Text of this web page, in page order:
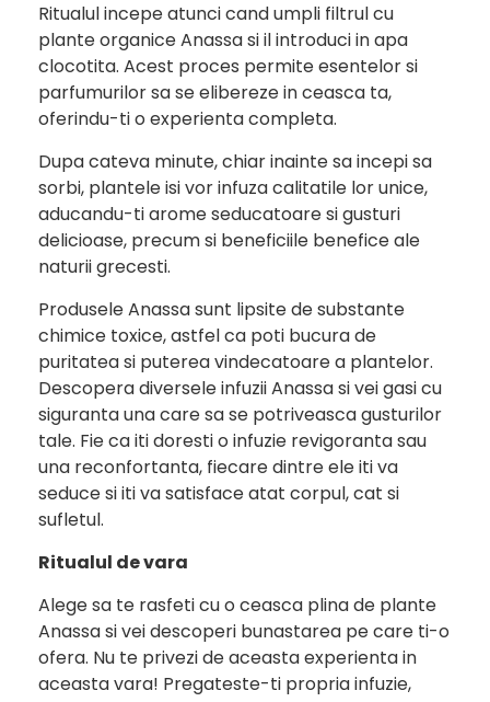
Ritualul incepe atunci cand umpli filtrul cu
plante organice Anassa si il introduci in apa
clocotita. Acest proces permite esentelor si
parfumurilor sa se elibereze in ceasca ta,
oferindu-ti o experienta completa.
Dupa cateva minute, chiar inainte sa incepi sa
sorbi, plantele isi vor infuza calitatile lor unice,
aducandu-ti arome seducatoare si gusturi
delicioase, precum si beneficiile benefice ale
naturii grecesti.
Produsele Anassa sunt lipsite de substante
chimice toxice, astfel ca poti bucura de
puritatea si puterea vindecatoare a plantelor.
Descopera diversele infuzii Anassa si vei gasi cu
siguranta una care sa se potriveasca gusturilor
tale. Fie ca iti doresti o infuzie revigoranta sau
una reconfortanta, fiecare dintre ele iti va
seduce si iti va satisface atat corpul, cat si
sufletul.
Ritualul de vara
Alege sa te rasfeti cu o ceasca plina de plante
Anassa si vei descoperi bunastarea pe care ti-o
ofera. Nu te privezi de aceasta experienta in
aceasta vara! Pregateste-ti propria infuzie,